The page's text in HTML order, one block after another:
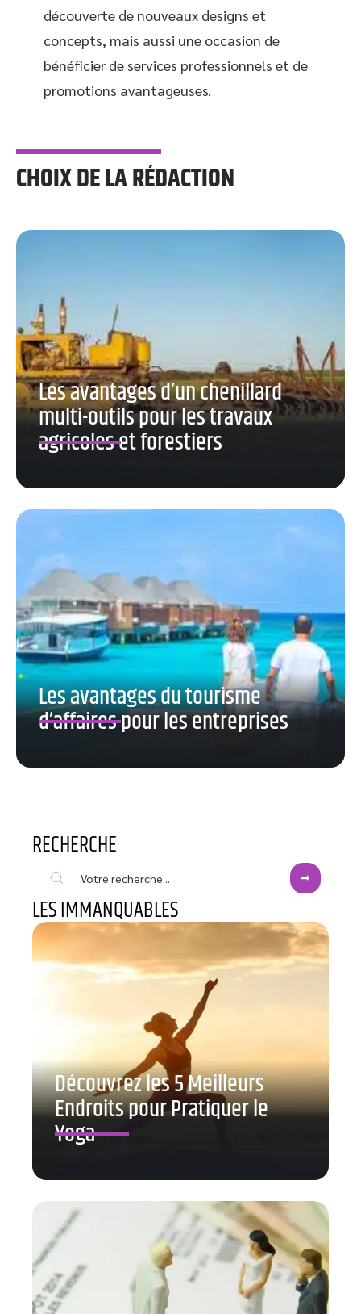
découverte de nouveaux designs et
concepts, mais aussi une occasion de
bénéficier de services professionnels et de
promotions avantageuses.
CHOIX DE LA RÉDACTION
Les avantages d’un chenillard
multi-outils pour les travaux
agricoles et forestiers
Les avantages du tourisme
d’affaires pour les entreprises
RECHERCHE
LES IMMANQUABLES
Découvrez les 5 Meilleurs
Endroits pour Pratiquer le
Yoga